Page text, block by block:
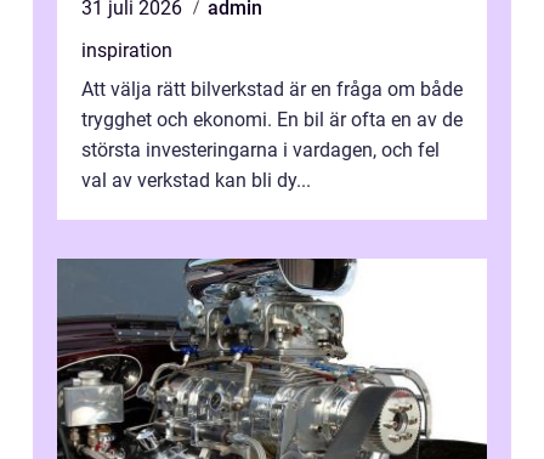
31 juli 2026
admin
inspiration
Att välja rätt bilverkstad är en fråga om både
trygghet och ekonomi. En bil är ofta en av de
största investeringarna i vardagen, och fel
val av verkstad kan bli dy...